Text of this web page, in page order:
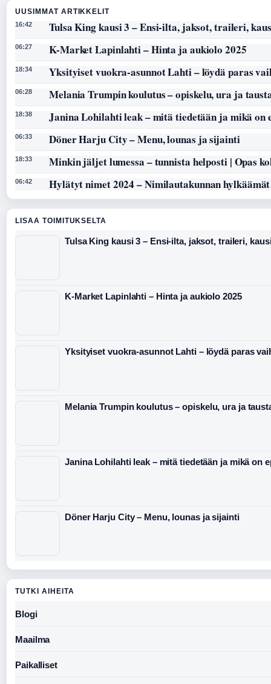
UUSIMMAT ARTIKKELIT
16:42 Tulsa King kausi 3 – Ensi-ilta, jaksot, traileri,
06:27 K-Market Lapinlahti – Hinta ja aukiolo 2025
18:34 Yksityiset vuokra-asunnot Lahti – löydä paras
06:28 Melania Trumpin koulutus – opiskelu, ura ja
18:38 Janina Lohilahti leak – mitä tiedetään ja mikä on
06:33 Döner Harju City – Menu, lounas ja sijainti
18:33 Minkin jäljet lumessa – tunnista helposti | Opas
06:42 Hylätyt nimet 2024 – Nimilautakunnan
LISAA TOIMITUKSELTA
Tulsa King kausi 3 – Ensi-ilta, jaksot, traileri,
K-Market Lapinlahti – Hinta ja aukiolo 2025
Yksityiset vuokra-asunnot Lahti – löydä paras
Melania Trumpin koulutus – opiskelu, ura ja
Janina Lohilahti leak – mitä tiedetään ja mikä on
Döner Harju City – Menu, lounas ja sijainti
TUTKI AIHEITA
Blogi
Maailma
Paikalliset